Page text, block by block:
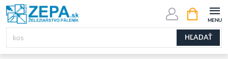
Prejsť
na
obsah
HĽADAŤ
KOŠÍK